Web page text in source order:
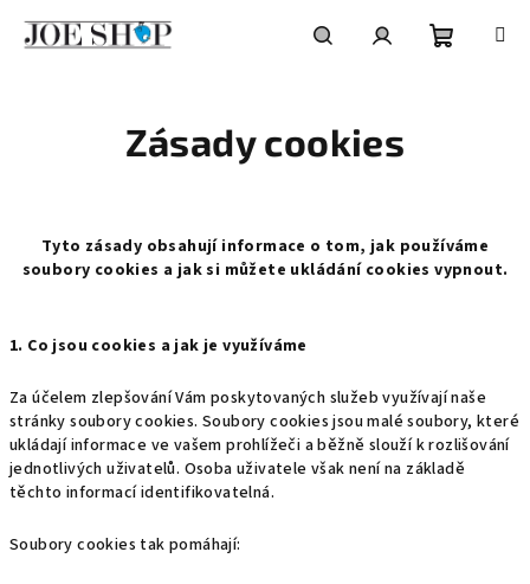
Zásady cookies
Tyto zásady obsahují informace o tom, jak používáme
soubory cookies a jak si můžete ukládání cookies vypnout.
1. Co jsou cookies a jak je využíváme
Za účelem zlepšování Vám poskytovaných služeb využívají naše
stránky soubory cookies. Soubory cookies jsou malé soubory, které
ukládají informace ve vašem prohlížeči a běžně slouží k rozlišování
jednotlivých uživatelů. Osoba uživatele však není na základě
těchto informací identifikovatelná.
Soubory cookies tak pomáhají: